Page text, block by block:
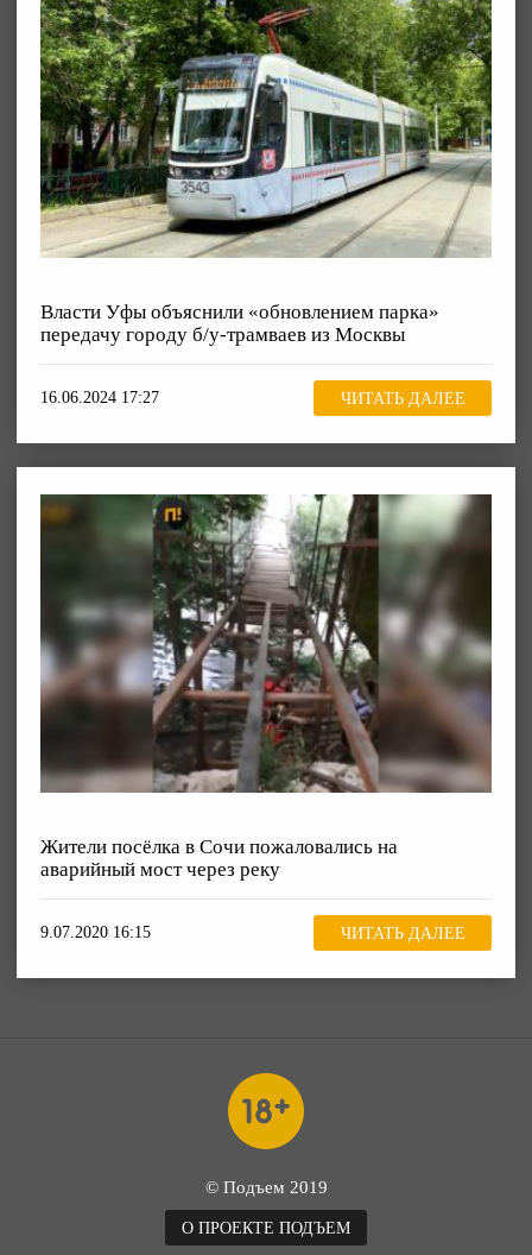
Власти Уфы объяснили «обновлением парка»
передачу городу б/у-трамваев из Москвы
16.06.2024 17:27 ЧИТАТЬ ДАЛЕЕ
Жители посёлка в Сочи пожаловались на
аварийный мост через реку
9.07.2020 16:15 ЧИТАТЬ ДАЛЕЕ
© Подъем 2019
О ПРОЕКТЕ ПОДЪЕМ